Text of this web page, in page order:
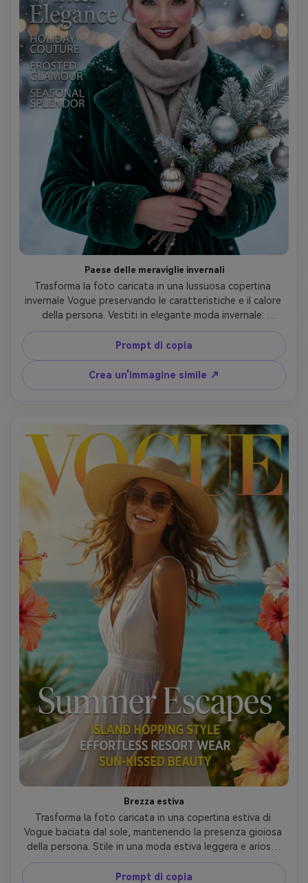
Paese delle meraviglie invernali
Trasforma la foto caricata in una lussuosa copertina
invernale Vogue preservando le caratteristiche e il calore
della persona. Vestiti in elegante moda invernale:
cappotti in cashmere, cappucci con pelliccia, sciarpe a
maglia grossa, trame in velluto o abbigliamento da sera
tono gioiello (smeraldo, rubino, zaffiro). Usa
un'illuminazione fresca e nitida che suggerisce
un'atmosfera innevata con morbide luci bokeh. Capelli
rosate, labbra bordeaux, sottile brillantezza che
suggerisce gelo. Includi elementi invernali: fiocchi di neve,
sempreverdi, ornamenti metallici. Tipografia: 'VOGUE' con
effetto ghiaccio o argento, titolo 'Eleganza invernale',
linee di copertina sulla moda natalizia e il lusso
accogliente. Evocare il sofisticato calore invernale.
Prompt di copia
Crea un'immagine simile ↗
Brezza estiva
Trasforma la foto caricata in una copertina estiva di
Vogue baciata dal sole, mantenendo la presenza gioiosa
della persona. Stile in una moda estiva leggera e ariosa:
maxi abiti fluidi, set di lino, cappelli di paglia, top bikini
con fondo a vita alta o abbigliamento resort in bianco,
Prompt di copia